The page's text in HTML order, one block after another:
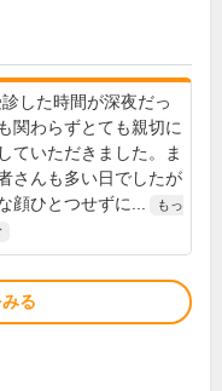
した時間が深夜だっ
関わらずとても親切に
ていただきました。ま
さんも多い日でしたが
顔ひとつせずに...
もっ
る